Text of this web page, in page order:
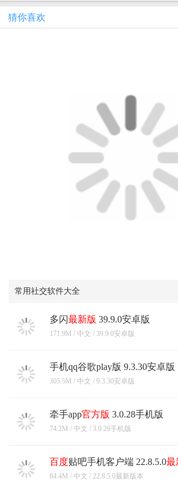
猜你喜欢
常用社交软件大全
多闪最新版 39.9.0安卓版
171.9M / 中文 / 39.9.0安卓版
手机qq谷歌play版 9.3.30安卓版
305.5M / 中文 / 9.3.30安卓版
牵手app官方版 3.0.28手机版
74.2M / 中文 / 3.0.28手机版
百度贴吧手机客户端 22.8.5.0最
本
84.4M / 中文 / 22.8.5.0最新版本